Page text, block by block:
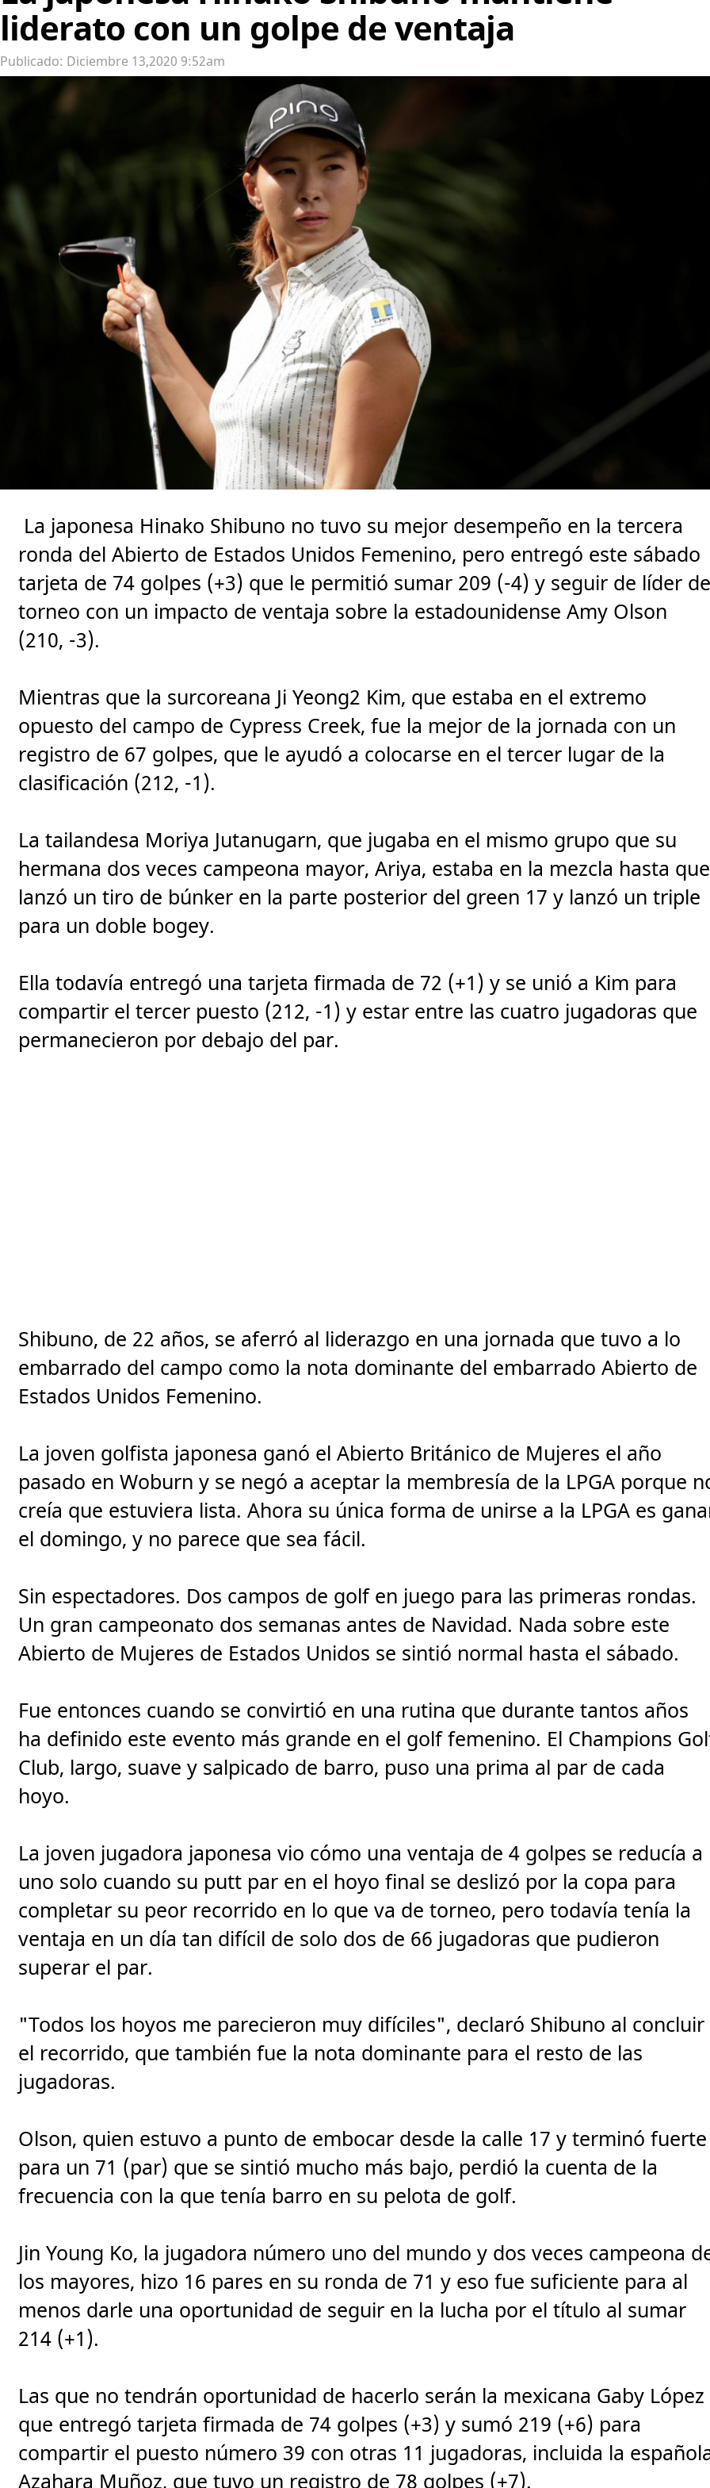
liderato con un golpe de ventaja
Publicado: Diciembre 13,2020 9:52am
La japonesa Hinako Shibuno no tuvo su mejor desempeño en la tercera
ronda del Abierto de Estados Unidos Femenino, pero entregó este sábado
tarjeta de 74 golpes (+3) que le permitió sumar 209 (-4) y seguir de líder
torneo con un impacto de ventaja sobre la estadounidense Amy Olson
(210, -3).
Mientras que la surcoreana Ji Yeong2 Kim, que estaba en el extremo
opuesto del campo de Cypress Creek, fue la mejor de la jornada con un
registro de 67 golpes, que le ayudó a colocarse en el tercer lugar de la
clasificación (212, -1).
La tailandesa Moriya Jutanugarn, que jugaba en el mismo grupo que su
hermana dos veces campeona mayor, Ariya, estaba en la mezcla hasta que
lanzó un tiro de búnker en la parte posterior del green 17 y lanzó un triple
para un doble bogey.
Ella todavía entregó una tarjeta firmada de 72 (+1) y se unió a Kim para
compartir el tercer puesto (212, -1) y estar entre las cuatro jugadoras que
permanecieron por debajo del par.
Shibuno, de 22 años, se aferró al liderazgo en una jornada que tuvo a lo
embarrado del campo como la nota dominante del embarrado Abierto de
Estados Unidos Femenino.
La joven golfista japonesa ganó el Abierto Británico de Mujeres el año
pasado en Woburn y se negó a aceptar la membresía de la LPGA porque
creía que estuviera lista. Ahora su única forma de unirse a la LPGA es
el domingo, y no parece que sea fácil.
Sin espectadores. Dos campos de golf en juego para las primeras rondas.
Un gran campeonato dos semanas antes de Navidad. Nada sobre este
Abierto de Mujeres de Estados Unidos se sintió normal hasta el sábado.
Fue entonces cuando se convirtió en una rutina que durante tantos años
ha definido este evento más grande en el golf femenino. El Champions
Club, largo, suave y salpicado de barro, puso una prima al par de cada
hoyo.
La joven jugadora japonesa vio cómo una ventaja de 4 golpes se reducía a
uno solo cuando su putt par en el hoyo final se deslizó por la copa para
completar su peor recorrido en lo que va de torneo, pero todavía tenía la
ventaja en un día tan difícil de solo dos de 66 jugadoras que pudieron
superar el par.
"Todos los hoyos me parecieron muy difíciles", declaró Shibuno al concluir
el recorrido, que también fue la nota dominante para el resto de las
jugadoras.
Olson, quien estuvo a punto de embocar desde la calle 17 y terminó fuerte
para un 71 (par) que se sintió mucho más bajo, perdió la cuenta de la
frecuencia con la que tenía barro en su pelota de golf.
Jin Young Ko, la jugadora número uno del mundo y dos veces campeona
los mayores, hizo 16 pares en su ronda de 71 y eso fue suficiente para al
menos darle una oportunidad de seguir en la lucha por el título al sumar
214 (+1).
Las que no tendrán oportunidad de hacerlo serán la mexicana Gaby López
que entregó tarjeta firmada de 74 golpes (+3) y sumó 219 (+6) para
compartir el puesto número 39 con otras 11 jugadoras, incluida la
Azahara Muñoz, que tuvo un registro de 78 golpes (+7).